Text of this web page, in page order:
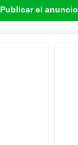
Publicar el anuncio